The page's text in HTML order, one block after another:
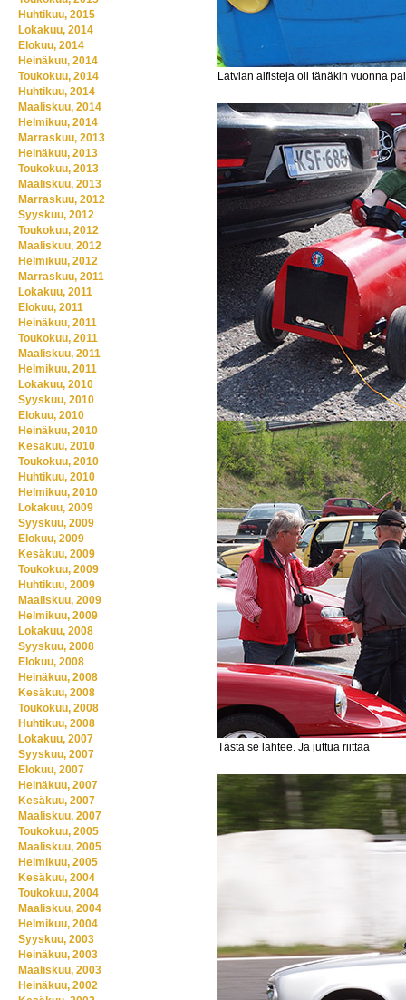
Latvian alfisteja oli tänäkin vuonna
Tästä se lähtee. Ja juttua riittää
Huhtikuu, 2015
Lokakuu, 2014
Elokuu, 2014
Heinäkuu, 2014
Toukokuu, 2014
Huhtikuu, 2014
Maaliskuu, 2014
Helmikuu, 2014
Marraskuu, 2013
Heinäkuu, 2013
Toukokuu, 2013
Maaliskuu, 2013
Marraskuu, 2012
Syyskuu, 2012
Toukokuu, 2012
Maaliskuu, 2012
Helmikuu, 2012
Marraskuu, 2011
Lokakuu, 2011
Elokuu, 2011
Heinäkuu, 2011
Toukokuu, 2011
Maaliskuu, 2011
Helmikuu, 2011
Lokakuu, 2010
Syyskuu, 2010
Elokuu, 2010
Heinäkuu, 2010
Kesäkuu, 2010
Toukokuu, 2010
Huhtikuu, 2010
Helmikuu, 2010
Lokakuu, 2009
Syyskuu, 2009
Elokuu, 2009
Kesäkuu, 2009
Toukokuu, 2009
Huhtikuu, 2009
Maaliskuu, 2009
Helmikuu, 2009
Lokakuu, 2008
Syyskuu, 2008
Elokuu, 2008
Heinäkuu, 2008
Kesäkuu, 2008
Toukokuu, 2008
Huhtikuu, 2008
Lokakuu, 2007
Syyskuu, 2007
Elokuu, 2007
Heinäkuu, 2007
Kesäkuu, 2007
Maaliskuu, 2007
Toukokuu, 2005
Maaliskuu, 2005
Helmikuu, 2005
Kesäkuu, 2004
Toukokuu, 2004
Maaliskuu, 2004
Helmikuu, 2004
Syyskuu, 2003
Heinäkuu, 2003
Maaliskuu, 2003
Heinäkuu, 2002